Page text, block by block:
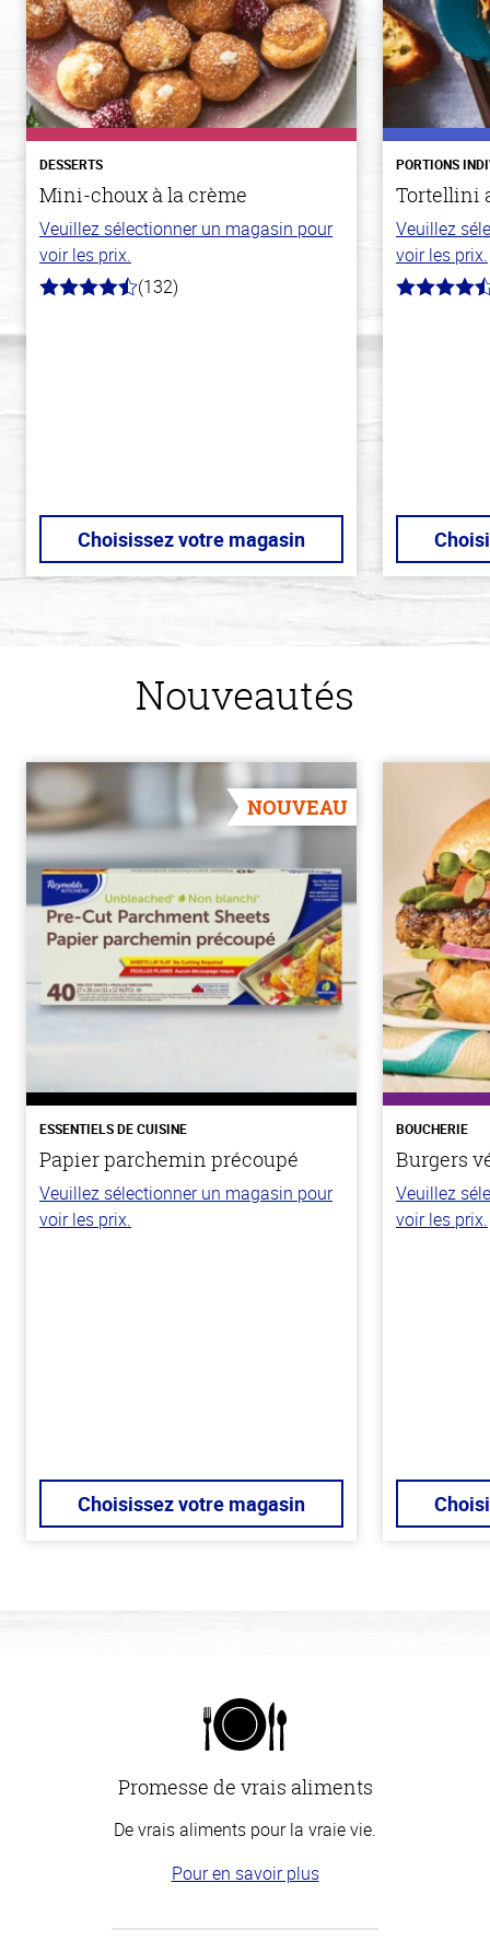
DESSERTS
Mini-choux à la crème
Veuillez sélectionner un magasin pour
voir les prix.
4.8
(132)
Choisissez votre magasin
PORTIONS
Tortellini
Veuillez
voir les prix.
4.7
Nouveautés
NOUVEAU
ESSENTIELS DE CUISINE
Papier parchemin précoupé
Veuillez sélectionner un magasin pour
voir les prix.
Choisissez votre magasin
BOUCHERIE
Burgers
Veuillez
voir les prix.
Promesse de vrais aliments
De vrais aliments pour la vraie vie.
Pour en savoir plus